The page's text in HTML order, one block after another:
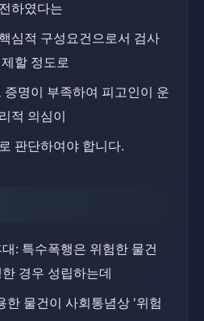
하였다는
심적 구성요건으로서 검사
할 정도로
증명이 부족하여 피고인이 운
적 의심이
판단하여야 합니다.
: 특수폭행은 위험한 물건
경우 성립하는데
한 물건이 사회통념상 '위험